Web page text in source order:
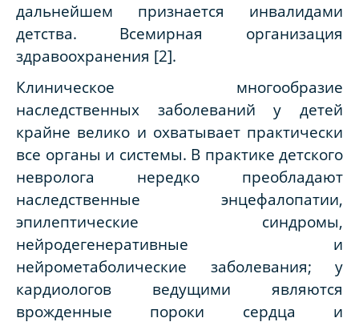
дальнейшем признается инвалидами
детства.
Всемирная организация
здравоохранения [2].
Клиническое многообразие
наследственных заболеваний у детей
крайне велико и охватывает практически
все органы и системы. В практике детского
невролога нередко преобладают
наследственные энцефалопатии,
эпилептические синдромы,
нейродегенеративные и
нейрометаболические заболевания; у
кардиологов ведущими являются
врожденные пороки сердца и